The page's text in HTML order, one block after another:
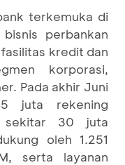
terkemuka di
perbankan
kredit dan
korporasi,
Pada akhir Juni
juta rekening
sekitar 30 juta
oleh 1.251
serta layanan